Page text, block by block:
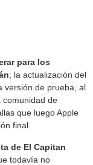
para los
; la actualización del
versión de prueba, al
comunidad de
que luego Apple
final.
de El Capitan
todavía no